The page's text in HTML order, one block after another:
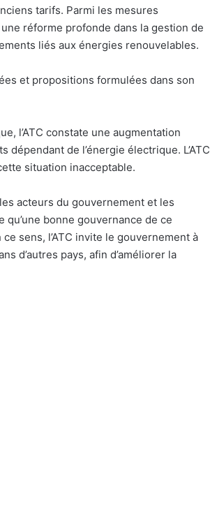
tarifs. Parmi les mesures
réforme profonde dans la gestion de
liés aux énergies renouvelables.
et propositions formulées dans son
l’ATC constate une augmentation
de l’énergie électrique. L’ATC
situation inacceptable.
acteurs du gouvernement et les
qu’une bonne gouvernance de ce
sens, l’ATC invite le gouvernement à
d’autres pays, afin d’améliorer la